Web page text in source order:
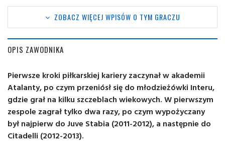
ZOBACZ WIĘCEJ WPISÓW O TYM GRACZU
OPIS ZAWODNIKA
Pierwsze kroki piłkarskiej kariery zaczynał w akademii
Atalanty, po czym przeniósł się do młodzieżówki Interu,
gdzie grał na kilku szczeblach wiekowych. W pierwszym
zespole zagrał tylko dwa razy, po czym wypożyczany
był najpierw do Juve Stabia (2011-2012), a następnie do
Citadelli (2012-2013).